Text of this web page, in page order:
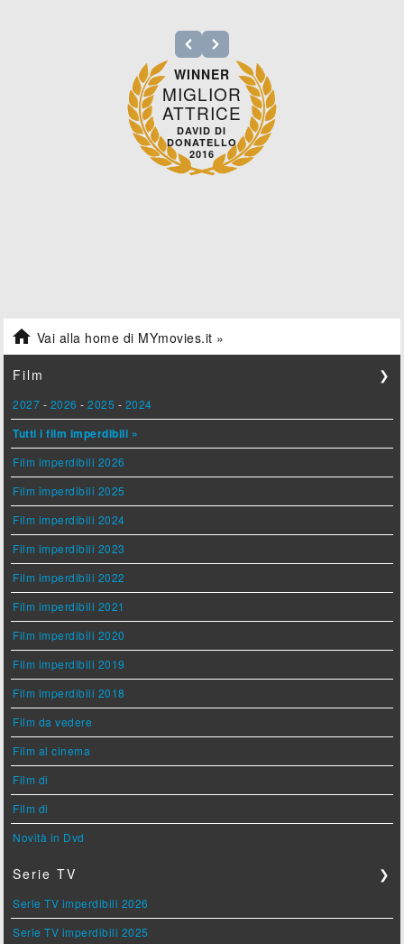
WINNER
MIGLIOR
ATTRICE
DAVID DI
DONATELLO
2016
 Vai alla home di MYmovies.it »
Film ❯
2027 - 2026 -2025 - 2024
Tutti i film imperdibili »
Film imperdibili 2026
Film imperdibili 2025
Film imperdibili 2024
Film imperdibili 2023
Film imperdibili 2022
Film imperdibili 2021
Film imperdibili 2020
Film imperdibili 2019
Film imperdibili 2018
Film da vedere
Film al cinema
Film di
Film di
Novità in Dvd
Serie TV ❯
Serie TV imperdibili 2026
Serie TV imperdibili 2025